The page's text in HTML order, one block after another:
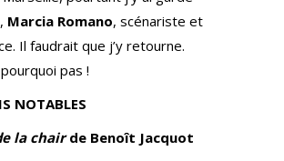
Marcia Romano, scénariste et
Il faudrait que j’y retourne.
pas !
NOTABLES
la chairde Benoît Jacquot